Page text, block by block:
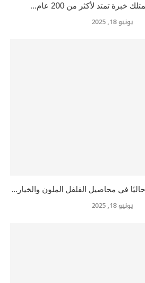
خبرة تمتد لأكثر من 200 عام...
يونيو 18, 2025
في محاصيل الفلفل الملون والخيار...
يونيو 18, 2025